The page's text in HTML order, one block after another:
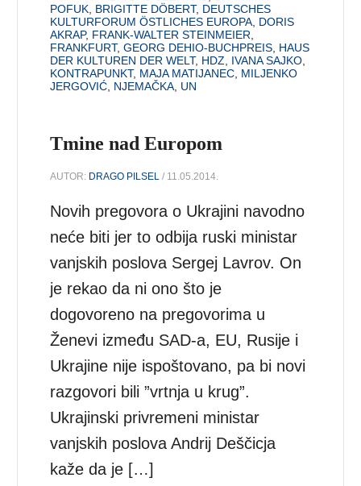
POFUK, BRIGITTE DÖBERT, DEUTSCHES
KULTURFORUM ÖSTLICHES EUROPA, DORIS
AKRAP, FRANK-WALTER STEINMEIER,
FRANKFURT,GEORG DEHIO-BUCHPREIS, HAUS
DER KULTUREN DER WELT, HDZ, IVANA SAJKO,
KONTRAPUNKT, MAJA MATIJANEC, MILJENKO
JERGOVIĆ, NJEMAČKA, UN
Tmine nad Europom
AUTOR: DRAGO PILSEL / 11.05.2014.
Novih pregovora o Ukrajini navodno
neće biti jer to odbija ruski ministar
vanjskih poslova Sergej Lavrov. On
je rekao da ni ono što je
dogovoreno na pregovorima u
Ženevi između SAD-a, EU, Rusije i
Ukrajine nije ispoštovano, pa bi novi
razgovori bili ”vrtnja u krug”.
Ukrajinski privremeni ministar
vanjskih poslova Andrij Deščicja
kaže da je […]